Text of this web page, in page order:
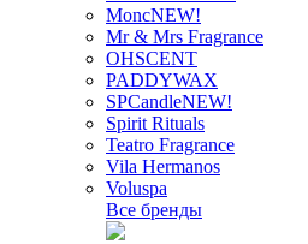
MoncNEW!
Mr & Mrs Fragrance
OHSCENT
PADDYWAX
SPCandleNEW!
Spirit Rituals
Teatro Fragrance
Vila Hermanos
Voluspa
Все бренды